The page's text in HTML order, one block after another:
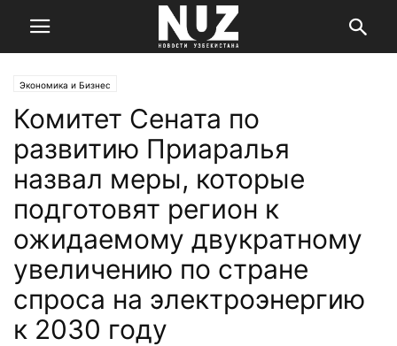
Экономика и Бизнес
Комитет Сената по
развитию Приаралья
назвал меры, которые
подготовят регион к
ожидаемому двукратному
увеличению по стране
спроса на электроэнергию
к 2030 году